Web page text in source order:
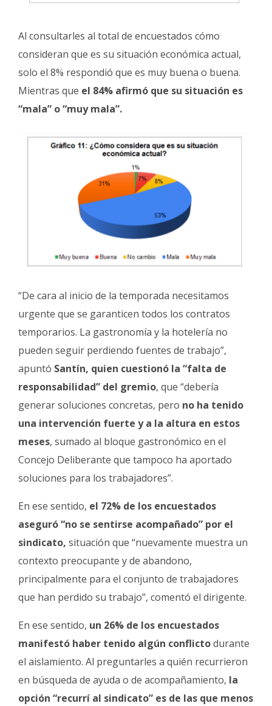
Al consultarles al total de encuestados cómo
consideran que es su situación económica actual,
solo el 8% respondió que es muy buena o buena.
Mientras que el 84% afirmó que su situación es
“mala” o “muy mala”.
“De cara al inicio de la temporada necesitamos
urgente que se garanticen todos los contratos
temporarios. La gastronomía y la hotelería no
pueden seguir perdiendo fuentes de trabajo”,
apuntó Santín, quien cuestionó la “falta de
responsabilidad” del gremio, que “debería
generar soluciones concretas, pero no ha tenido
una intervención fuerte y a la altura en estos
meses, sumado al bloque gastronómico en el
Concejo Deliberante que tampoco ha aportado
soluciones para los trabajadores”.
En ese sentido, el 72% de los encuestados
aseguró “no se sentirse acompañado” por el
sindicato, situación que “nuevamente muestra un
contexto preocupante y de abandono,
principalmente para el conjunto de trabajadores
que han perdido su trabajo”, comentó el dirigente.
En ese sentido, un 26% de los encuestados
manifestó haber tenido algún conflictodurante
el aislamiento. Al preguntarles a quién recurrieron
en búsqueda de ayuda o de acompañamiento, la
opción “recurrí al sindicato” es de las que menos